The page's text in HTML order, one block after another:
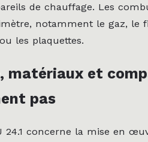
de chauffage. Les
notamment le gaz, le
les plaquettes.
matériaux et
pas
24.1 concerne la mise en